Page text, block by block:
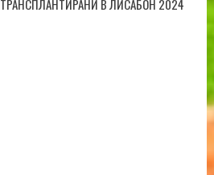
ТРАНСПЛАНТИРАНИ В ЛИСАБОН 2024